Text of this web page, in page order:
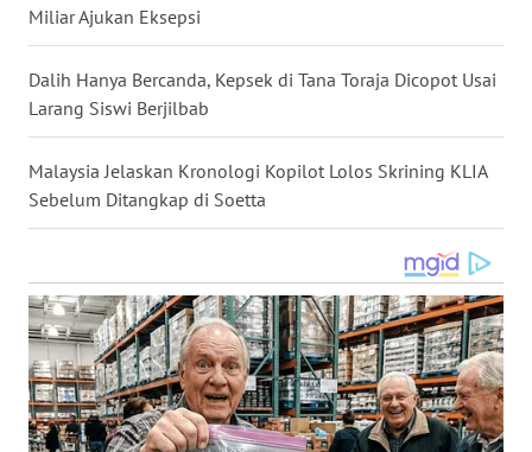
Miliar Ajukan Eksepsi
Dalih Hanya Bercanda, Kepsek di Tana Toraja Dicopot Usai
Larang Siswi Berjilbab
Malaysia Jelaskan Kronologi Kopilot Lolos Skrining KLIA
Sebelum Ditangkap di Soetta
WN
WN
JOGJA
WN
JATIM
WN
BALI
WN
KALBAR